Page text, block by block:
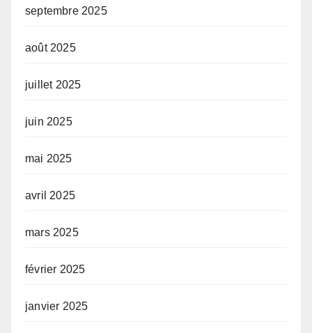
septembre 2025
août 2025
juillet 2025
juin 2025
mai 2025
avril 2025
mars 2025
février 2025
janvier 2025